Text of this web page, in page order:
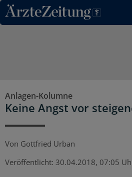
Direkt zum Inhaltsbereich
Anlagen-Kolumne
Keine Angst vor
Von Gottfried Urban
Veröffentlicht: 30.04.2018, 07:05